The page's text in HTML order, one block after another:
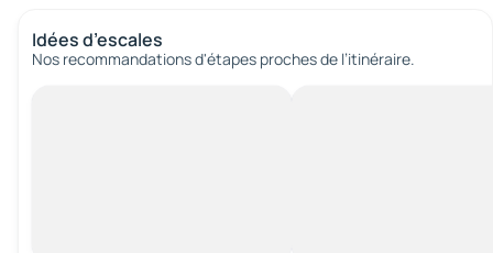
Idées d’escales
Nos recommandations d'étapes proches de l’itinéraire.